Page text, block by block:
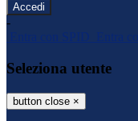
-
Entra con SPID
Entra
Seleziona utente
button close ×